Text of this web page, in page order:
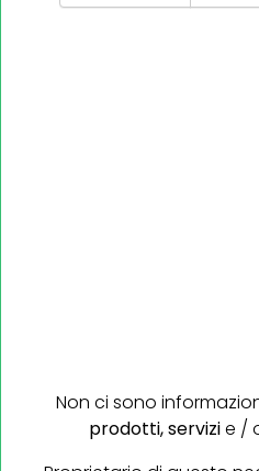
Non ci sono
prodotti,servizie /